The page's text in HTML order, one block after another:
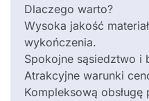
Dlaczego warto?
Wysoka jakość
wykończenia.
Spokojne sąsiedztwo i
Atrakcyjne warunki
Kompleksową